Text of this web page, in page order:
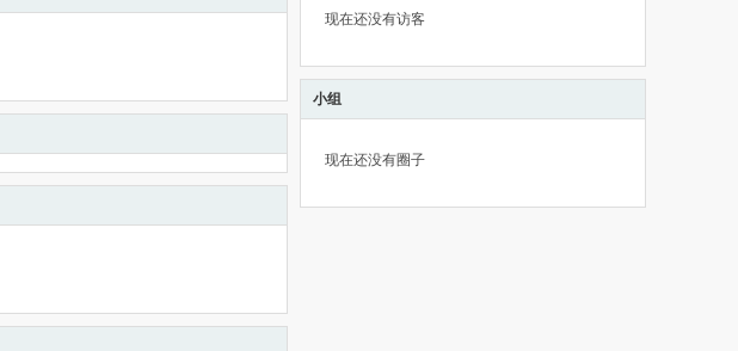
现在还没有访客
小组
现在还没有圈子